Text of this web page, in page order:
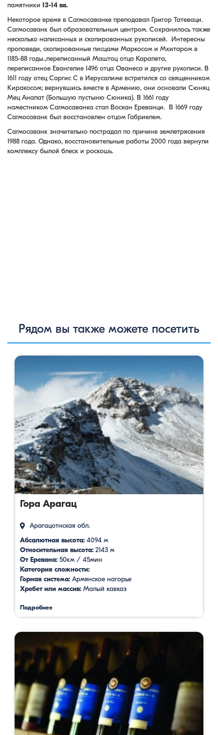
памятники 13-14 вв.
Некоторое время в Сагмосаванке преподавал Григор Татеваци.
Сагмосаванк был образовательным центром. Сохранилось также
несколько написанных и скопированных рукописей. Интересны
проповеди, скопированные писцами Маркосом и Мхитаром в
1185-88 годы.,переписанный Маштоц отца Карапета,
переписанное Евангелие 1496 отца Ованеса и другие рукописи. В
1611 году отец Саргис С в Иерусалиме встретился со священником
Киракосом; вернувшись вместе в Армению, они основали Сюняц
Мец Анапат (Большую пустыню Сюника). В 1661 году
наместником Сагмосаванка стал Воскан Ереванци. В 1669 году
Сагмосаванк был восстановлен отцом Габриелем.
Сагмосаванк значительно пострадал по причине землетрясения
1988 года. Однако, восстановительные работы 2000 года вернули
комплексу былой блеск и роскошь.
Рядом вы также можете посетить
Гора Арагац
Арагацотнская обл.
Абсалютная высота: 4094 м
Относительная высота: 2143 м
От Еревана: 50км / 45мин
Категория сложности:
Горная система: Армянское нагорье
Хребет или массив: Малый кавказ
Подробнее